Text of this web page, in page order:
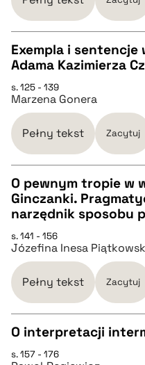
pobierz cytat
pobierz cytat
BIBTEX
pobierz cytat
Exempla i sentencje
Adama Kazimierza
s. 125 - 139
Marzena Gonera
Pełny tekst Zacytuj
CZYSTY TEKST
pobierz cytat
BIBTEX
pobierz cytat
O pewnym tropie w
Ginczanki.
narzędnik sposobu
s. 141 - 156
Józefina Inesa
Pełny tekst Zacytuj
CZYSTY TEKST
O interpretacji
s. 157 - 176